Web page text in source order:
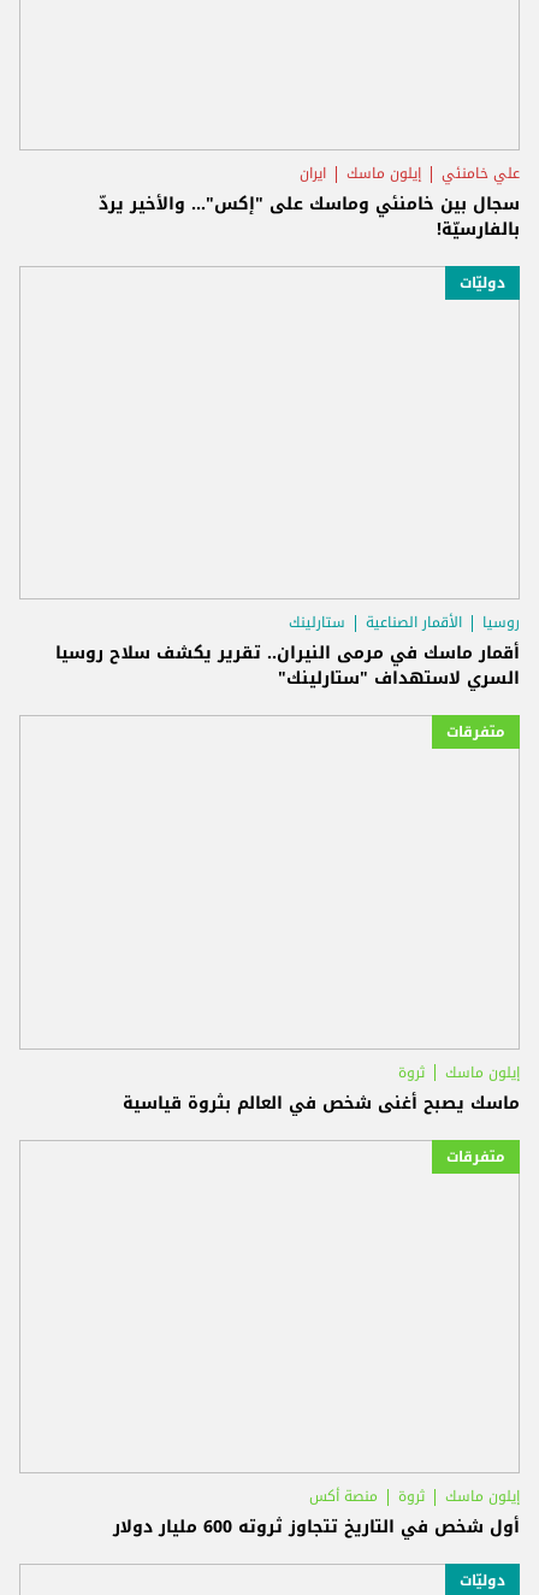
علي خامنئي إيلون ماسك ايران
سجال بين خامنئي وماسك على "إكس"... والأخير يردّ
بالفارسيّة!
دوليّات
روسيا الأقمار الصناعية ستارلينك
أقمار ماسك في مرمى النيران.. تقرير يكشف سلاح روسيا
السري لاستهداف "ستارلينك"
متفرقات
إيلون ماسك ثروة
ماسك يصبح أغنى شخص في العالم بثروة قياسية
متفرقات
إيلون ماسك ثروة منصة أكس
أول شخص في التاريخ تتجاوز ثروته 600 مليار دولار
دوليّات